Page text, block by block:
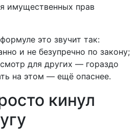
имущественных прав
это звучит так:
и не безупречно по закону;
для других — гораздо
на этом — ещё опаснее.
кинул